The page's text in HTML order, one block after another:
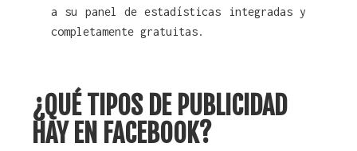
a su panel de estadísticas integradas y
completamente gratuitas.
¿QUÉ TIPOS DE PUBLICIDAD
HAY EN FACEBOOK?